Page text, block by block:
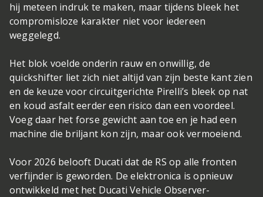
hij meteen indruk te maken, maar tijdens bleek het
compromisloze karakter niet voor iedereen
weggelegd.
Het blok voelde onderin rauw en onwillig, de
quickshifter liet zich niet altijd van zijn beste kant zien
en de keuze voor circuitgerichte Pirelli’s bleek op nat
en koud asfalt eerder een risico dan een voordeel.
Voeg daar het forse gewicht aan toe en je had een
machine die briljant kon zijn, maar ook vermoeiend.
Voor 2026 belooft Ducati dat de RS op alle fronten
verfijnder is geworden. De elektronica is opnieuw
ontwikkeld met het Ducati Vehicle Observer-